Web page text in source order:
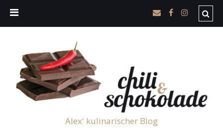
Alex' kulinarischer Blog